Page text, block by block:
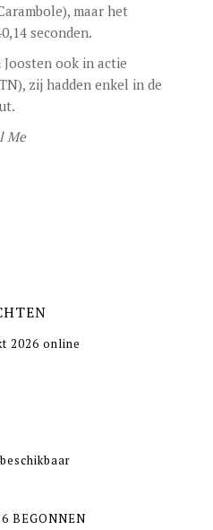
maar het
seconden.
ook in actie
zij hadden enkel in de
Me
2026 online
BEGONNEN